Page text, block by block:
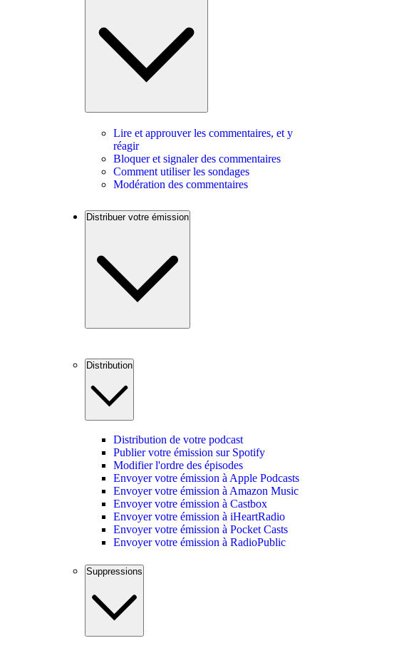
Lire et approuver les commentaires, et y
réagir
Bloquer et signaler des commentaires
Comment utiliser les sondages
Modération des commentaires
Distribuer votre émission
Distribution
Distribution de votre podcast
Publier votre émission sur Spotify
Modifier l'ordre des épisodes
Envoyer votre émission à Apple Podcasts
Envoyer votre émission à Amazon Music
Envoyer votre émission à Castbox
Envoyer votre émission à iHeartRadio
Envoyer votre émission à Pocket Casts
Envoyer votre émission à RadioPublic
Suppressions